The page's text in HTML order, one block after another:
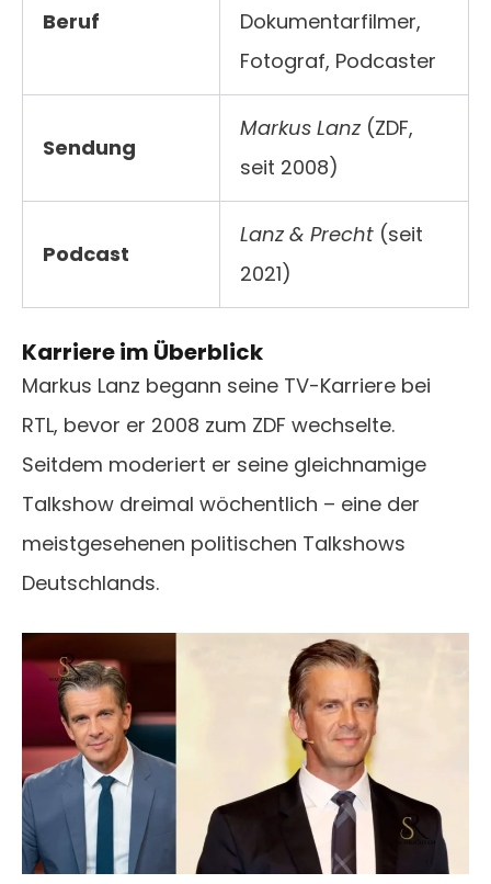
Beruf
Dokumentarfilmer,
Fotograf, Podcaster
Sendung
Markus Lanz(ZDF,
seit 2008)
Podcast
Lanz & Precht (seit
2021)
Karriere im Überblick
Markus Lanz begann seine TV-Karriere bei
RTL, bevor er 2008 zum ZDF wechselte.
Seitdem moderiert er seine gleichnamige
Talkshow dreimal wöchentlich – eine der
meistgesehenen politischen Talkshows
Deutschlands.